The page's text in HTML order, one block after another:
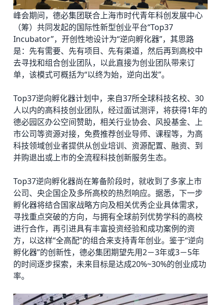
峰会期间，德必集团联合上海市时代青年科创发展中心
（筹）共同发起的国际性新型创业平台“Top37
Incubator”，开创性地设计为“逆向孵化器”，其思路
是：先有需要、先有项目、先有渠道，然后再到高校中
去寻找和组合创业团队，以此直接为创业团队带来订
单，该模式可概括为“以终为始，逆向出发”。
Top37逆向孵化器计划中，来自37所全球科技名校、30
人以内的高科技创业团队，经过面试测评，将获得1年的
德必园区办公空间赞助，相关行业协会、风投基金、上
市公司等资源对接，免费推荐创业导师、课程等，为高
科技领域创业者提供从创业培训、资源配置、融资、到
并购退出或上市的全流程科技创新服务生态。
Top37逆向孵化器尚在筹备阶段时，就收到了多家上市
公司、央企国企及多所高校的热烈响应。据悉，下一步
孵化器将结合国家战略方向及相关优秀企业具体需求，
寻找重点突破的方向，与拥有全球前列优势学科的高校
进行合作，再引进具有丰富投资经验和成功案例的资
方，以这样“全高配”的组合来支持青年创业。鉴于“逆向
孵化器”的创新性，德必集团期望先用2－3年或3－5年
的时间逐步探索，未来目标是达成20%~30%的创业成功
率。